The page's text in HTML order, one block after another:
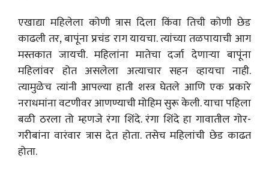
एखाद्या महिलेला कोणी त्रास दिला किंवा तिची कोणी छेड
काढली तर, बापूंना प्रचंड राग यायचा. त्यांच्या तळपायाची आग
मस्तकात जायची. महिलांना मातेचा दर्जा देणार्‍या बापूंना
महिलांवर होत असलेला अत्याचार सहन व्हायचा नाही.
त्यामुळेच त्यांनी आपल्या हाती शस्त्र घेतले आणि एक प्रकारे
नराधमांना वटणीवर आणण्याची मोहिम सुरू केली. याचा पहिला
बळी ठरला तो म्हणजे रंगा शिंदे. रंगा शिंदे हा गावातील गोर-
गरीबांना वारंवार त्रास देत होता. तसेच महिलांची छेड काढत
होता.